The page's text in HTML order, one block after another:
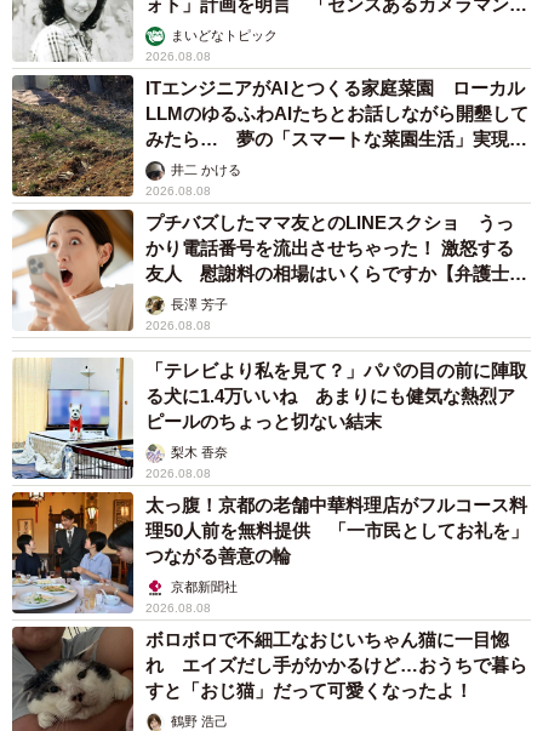
む」まいどなトピック
2026.08.08
ITエンジニアがAIとつくる家庭菜園 ローカル
LLMのゆるふわAIたちとお話しながら開墾して
みたら… 夢の「スマートな菜園生活」実現な
るか井二 かける
2026.08.08
プチバズしたママ友とのLINEスクショ うっ
かり電話番号を流出させちゃった！ 激怒する
友人 慰謝料の相場はいくらですか【弁護士が
解説】長澤 芳子
2026.08.08
「テレビより私を見て？」パパの目の前に陣取
る犬に1.4万いいね あまりにも健気な熱烈ア
ピールのちょっと切ない結末
梨木 香奈
2026.08.08
太っ腹！京都の老舗中華料理店がフルコース料
理50人前を無料提供 「一市民としてお礼を」
つながる善意の輪
京都新聞社
2026.08.08
ボロボロで不細工なおじいちゃん猫に一目惚
れ エイズだし手がかかるけど…おうちで暮ら
すと「おじ猫」だって可愛くなったよ！
鶴野 浩己